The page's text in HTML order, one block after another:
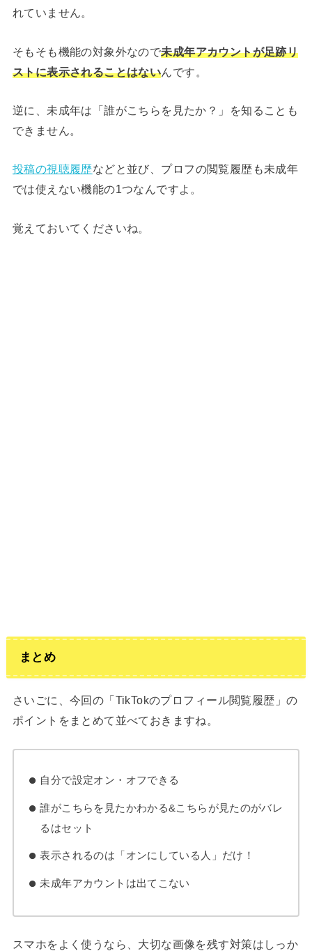
れていません。
そもそも機能の対象外なので未成年アカウントが足跡リ
ストに表示されることはないんです。
逆に、未成年は「誰がこちらを見たか？」を知ることも
できません。
投稿の視聴履歴などと並び、プロフの閲覧履歴も未成年
では使えない機能の1つなんですよ。
覚えておいてくださいね。
まとめ
さいごに、今回の「TikTokのプロフィール閲覧履歴」の
ポイントをまとめて並べておきますね。
自分で設定オン・オフできる
誰がこちらを見たかわかる&こちらが見たのがバレ
るはセット
表示されるのは「オンにしている人」だけ！
未成年アカウントは出てこない
スマホをよく使うなら、大切な画像を残す対策はしっか